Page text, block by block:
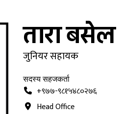
तारा बसेल
जुनियर सहायक
सदस्य सहजकर्ता
+९७७-९८१५४८०२७६
Head Office